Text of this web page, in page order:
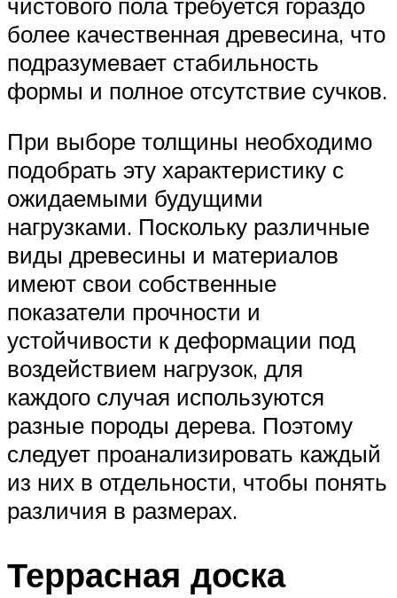
более качественная древесина, что
подразумевает стабильность
формы и полное отсутствие сучков.
При выборе толщины необходимо
подобрать эту характеристику с
ожидаемыми будущими
нагрузками. Поскольку различные
виды древесины и материалов
имеют свои собственные
показатели прочности и
устойчивости к деформации под
воздействием нагрузок, для
каждого случая используются
разные породы дерева. Поэтому
следует проанализировать каждый
из них в отдельности, чтобы понять
различия в размерах.
Террасная доска